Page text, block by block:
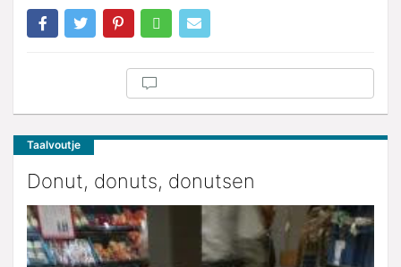
Taalvoutje
Donut, donuts, donutsen